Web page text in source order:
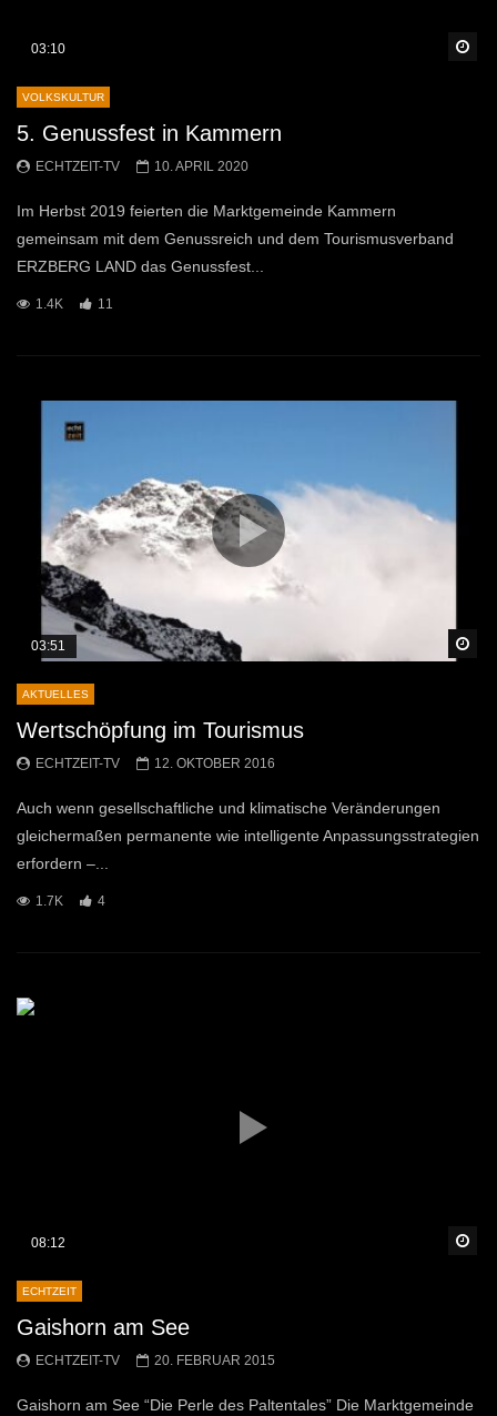
03:10
VOLKSKULTUR
5. Genussfest in Kammern
ECHTZEIT-TV 10. APRIL 2020
Im Herbst 2019 feierten die Marktgemeinde Kammern
gemeinsam mit dem Genussreich und dem Tourismusverband
ERZBERG LAND das Genussfest...
1.4K 11
03:51
AKTUELLES
Wertschöpfung im Tourismus
ECHTZEIT-TV 12. OKTOBER 2016
Auch wenn gesellschaftliche und klimatische Veränderungen
gleichermaßen permanente wie intelligente Anpassungsstrategien
erfordern –...
1.7K 4
08:12
ECHTZEIT
Gaishorn am See
ECHTZEIT-TV 20. FEBRUAR 2015
Gaishorn am See “Die Perle des Paltentales” Die Marktgemeinde